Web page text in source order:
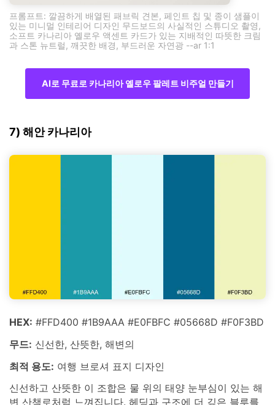
프롬프트: 깔끔하게 배열된 패브릭 견본, 페인트 칩 및 종이 샘플이
있는 미니멀 인테리어 디자인 무드보드의 사실적인 스튜디오 촬영,
소프트 카나리아 옐로우 액센트 카드가 있는 지배적인 따뜻한 크림
과 스톤 뉴트럴, 깨끗한 배경, 부드러운 자연광 --ar 1:1
AI로 무료로 카나리아 옐로우 팔레트 비주얼 만들기
7) 해안 카나리아
HEX: #FFD400 #1B9AAA #E0FBFC #05668D #F0F3BD
무드: 신선한, 산뜻한, 해변의
최적 용도: 여행 브로셔 표지 디자인
신선하고 산뜻한 이 조합은 물 위의 태양 눈부심이 있는 해
변 산책로처럼 느껴집니다. 헤딩과 구조에 더 깊은 블루를